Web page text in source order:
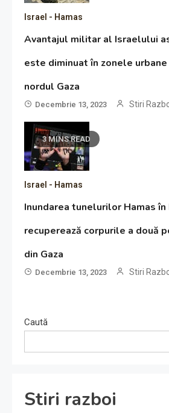
Israel - Hamas
Avantajul militar al Israelului
este diminuat în zonele
nordul Gaza
Decembrie 13, 2023 Stiri
3 MINS READ
Israel - Hamas
Inundarea tunelurilor Hamas în
recuperează corpurile a două
din Gaza
Decembrie 13, 2023 Stiri
Caută
Stiri razboi